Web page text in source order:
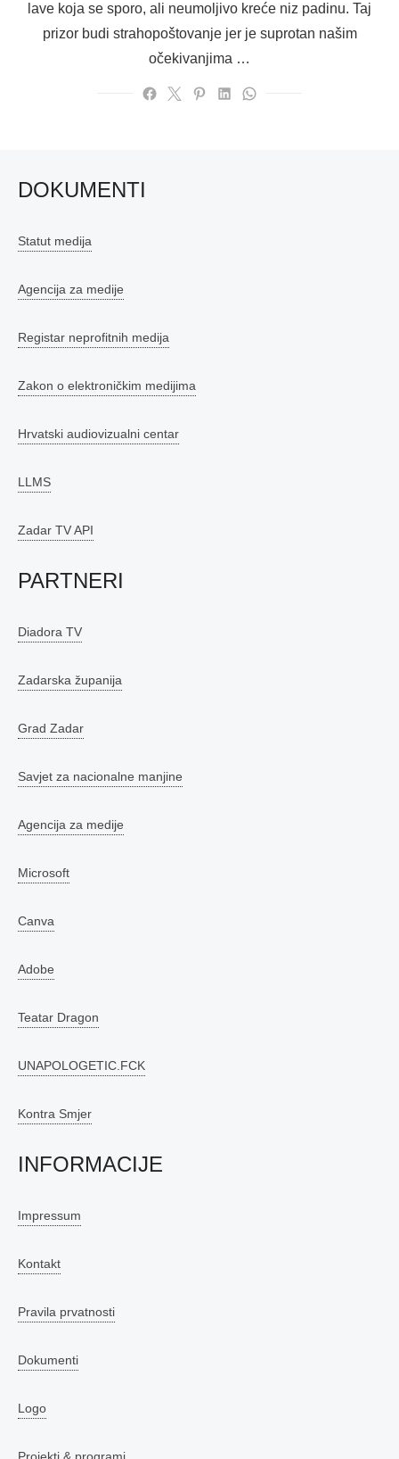
lave koja se sporo, ali neumoljivo kreće niz padinu. Taj
prizor budi strahopoštovanje jer je suprotan našim
očekivanjima …
DOKUMENTI
Statut medija
Agencija za medije
Registar neprofitnih medija
Zakon o elektroničkim medijima
Hrvatski audiovizualni centar
LLMS
Zadar TV API
PARTNERI
Diadora TV
Zadarska županija
Grad Zadar
Savjet za nacionalne manjine
Agencija za medije
Microsoft
Canva
Adobe
Teatar Dragon
UNAPOLOGETIC.FCK
Kontra Smjer
INFORMACIJE
Impressum
Kontakt
Pravila prvatnosti
Dokumenti
Logo